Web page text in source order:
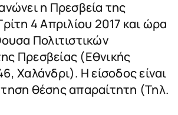
η Πρεσβεία της
4 Απριλίου 2017 και ώρα
Πολιτιστικών
Πρεσβείας (Εθνικής
Χαλάνδρι). Η είσοδος είναι
θέσης απαραίτητη (Τηλ.